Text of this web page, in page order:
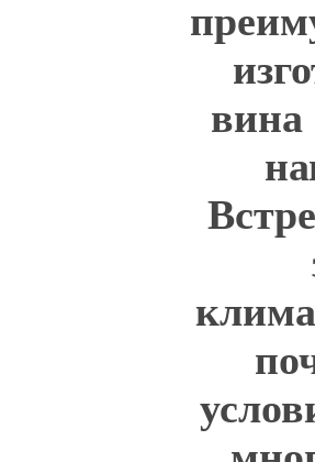
вина